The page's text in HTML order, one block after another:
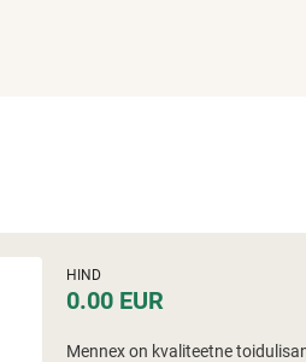
HIND
0.00 EUR
Mennex on kvaliteetne